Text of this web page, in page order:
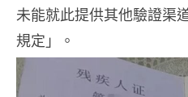
未能就此提供其他驗證渠
規定」。